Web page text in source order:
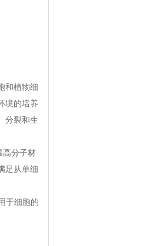
和植物细
境的培养
分裂和生
高分子材
足从单细
于细胞的